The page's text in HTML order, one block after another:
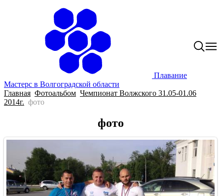
Плавание
Мастерс в Волгоградской области
Главная Фотоальбом Чемпионат Волжского 31.05-01.06
2014г. фото
фото